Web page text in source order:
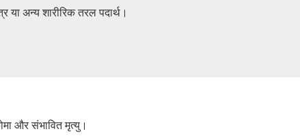
अन्य शारीरिक तरल पदार्थ।
और संभावित मृत्यु।